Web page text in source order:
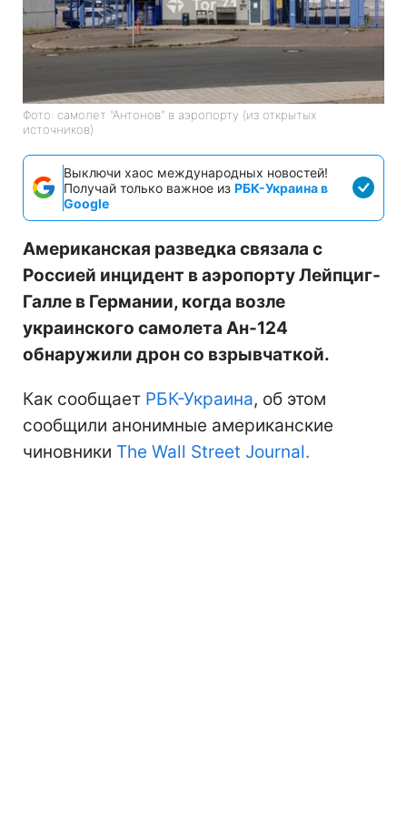
Фото: самолет "Антонов" в аэропорту (из открытых
источников)
Выключи хаос международных новостей!
Получай только важное из РБК-Украина в
Google
Американская разведка связала с
Россией инцидент в аэропорту Лейпциг-
Галле в Германии, когда возле
украинского самолета Ан-124
обнаружили дрон со взрывчаткой.
Как сообщает РБК-Украина, об этом
сообщили анонимные американские
чиновники The Wall Street Journal.